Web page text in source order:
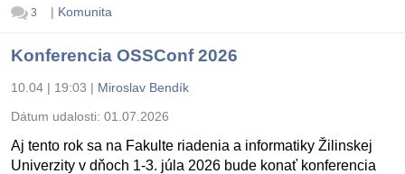
3 | Komunita
Konferencia OSSConf 2026
10.04 | 19:03 | Miroslav Bendík
Dátum udalosti: 01.07.2026
Aj tento rok sa na Fakulte riadenia a informatiky Žilinskej
Univerzity v dňoch 1-3. júla 2026 bude konať konferencia